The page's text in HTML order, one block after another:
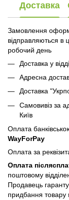
Доставка
Замовлення
відправляються в
робочий день
Доставка у
Адресна
Доставка
Самовивіз за
Київ
Оплата
WayForPay
Оплата за
Оплата
поштовому
Продавець
придбання товару